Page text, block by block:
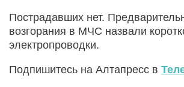
Пострадавших нет.
возгорания в МЧС назвали
электропроводки.
Подпишитесь на Алтапресс в